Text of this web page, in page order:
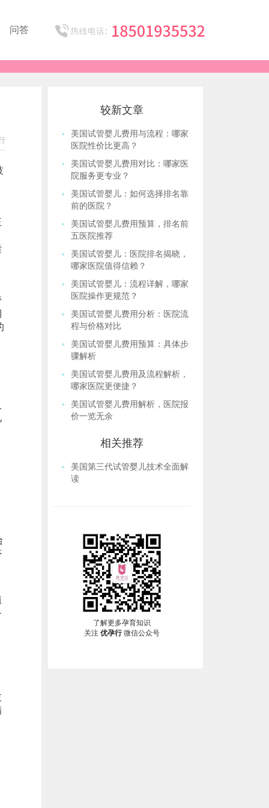
问答
较新文章
美国试管婴儿费用与流程：哪家
医院性价比更高？
美国试管婴儿费用对比：哪家医
院服务更专业？
美国试管婴儿：如何选择排名靠
前的医院？
美国试管婴儿费用预算，排名前
五医院推荐
美国试管婴儿：医院排名揭晓，
哪家医院值得信赖？
美国试管婴儿：流程详解，哪家
医院操作更规范？
美国试管婴儿费用分析：医院流
程与价格对比
美国试管婴儿费用预算：具体步
骤解析
美国试管婴儿费用及流程解析，
哪家医院更便捷？
美国试管婴儿费用解析，医院报
价一览无余
相关推荐
美国第三代试管婴儿技术全面解
读
了解更多孕育知识
关注 优孕行微信公众号